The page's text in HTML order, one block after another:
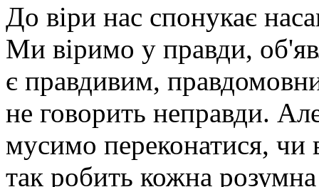
До віри нас спонукає
Ми віримо у правди,
є правдивим,
не говорить неправди.
мусимо переконатися, чи
так робить кожна